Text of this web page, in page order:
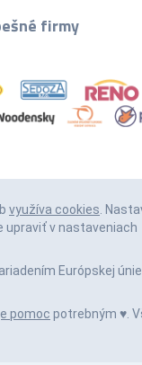
firmy
využíva cookies.
upraviť v nastaveniach
Európskej únie
pomoc potrebným ♥️.